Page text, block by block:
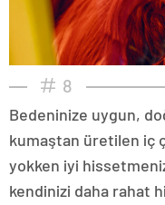
8
Bedeninize uygun,
kumaştan üretilen iç
yokken iyi
kendinizi daha rahat